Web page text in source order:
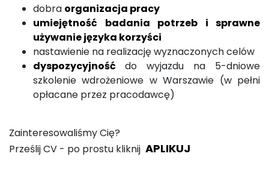
dobra organizacja pracy
umiejętność badania potrzeb i sprawne
używanie języka korzyści
nastawienie na realizację wyznaczonych celów
dyspozycyjność do wyjazdu na 5-dniowe
szkolenie wdrożeniowe w Warszawie (w pełni
opłacane przez pracodawcę)
Zainteresowaliśmy Cię?
Prześlij CV - po prostu kliknij APLIKUJ